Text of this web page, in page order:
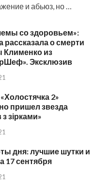
и абьюз, но …
со здоровьем»:
рассказала о смерти
Клименко из
Эксклюзив
2»
пришел звезда
з зірками»
дня: лучшие шутки и
17 сентября